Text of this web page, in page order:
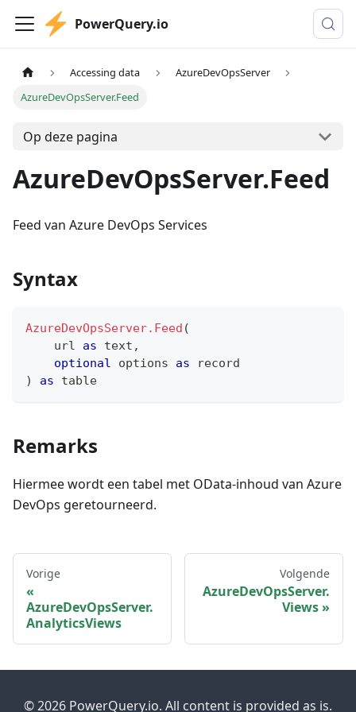
PowerQuery.io
Accessing data
AzureDevOpsServer
AzureDevOpsServer.Feed
Op deze pagina
AzureDevOpsServer.Feed
Feed van Azure DevOps Services
Syntax
AzureDevOpsServer.Feed (
    url
as text ,
optional options as
record
)
as table
Remarks
Hiermee wordt een tabel met OData-inhoud van Azure
DevOps geretourneerd.
Vorige
AzureDevOpsServer.
AnalyticsViews
Volgende
AzureDevOpsServer.
Views
© 2026 PowerQuery.io. All content is provided as is.